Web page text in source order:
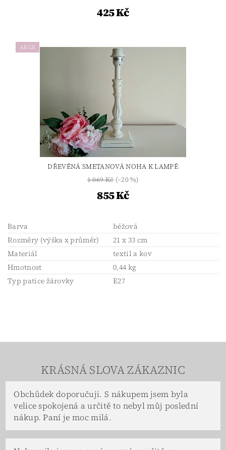
425 Kč
AKCE
DŘEVĚNÁ SMETANOVÁ NOHA K LAMPĚ
1 069 Kč(–20 %)
855 Kč
Barva
béžová
Rozměry (výška x průměr)
21 x 33 cm
Materiál
textil a kov
Hmotnost
0,44 kg
Typ patice žárovky
E27
KRÁSNÁ SLOVA ZÁKAZNIC
Obchůdek doporučuji. S nákupem jsem byla
velice spokojená a určitě to nebyl můj poslední
nákup. Paní je moc milá.